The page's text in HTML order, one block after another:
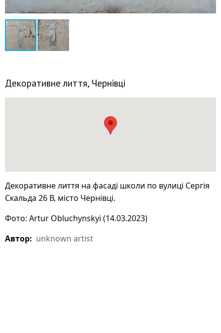
Декоративне лиття, Чернівці
Декоративне лиття на фасаді школи по вулиці Сергія
Скальда 26 В, місто Чернівці.
Фото: Artur Obluchynskyi (14.03.2023)
Автор: unknown artist